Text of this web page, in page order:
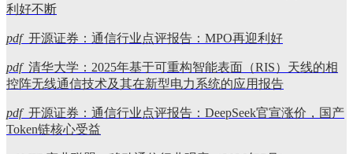
利好不断
pdf开源证券：通信行业点评报告：MPO再迎利好
pdf清华大学：2025年基于可重构智能表面（RIS）天线的相
控阵无线通信技术及其在新型电力系统的应用报告
pdf开源证券：通信行业点评报告：DeepSeek官宣涨价，国产
Token链核心受益